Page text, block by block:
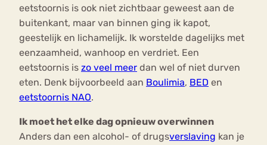
eetstoornis is ook niet zichtbaar geweest aan de
buitenkant, maar van binnen ging ik kapot,
geestelijk en lichamelijk. Ik worstelde dagelijks met
eenzaamheid, wanhoop en verdriet. Een
eetstoornis is zo veel meer dan wel of niet durven
eten. Denk bijvoorbeeld aan Boulimia, BED en
eetstoornis NAO.
Ik moet het elke dag opnieuw overwinnen
Anders dan een alcohol- of drugsverslaving kan je